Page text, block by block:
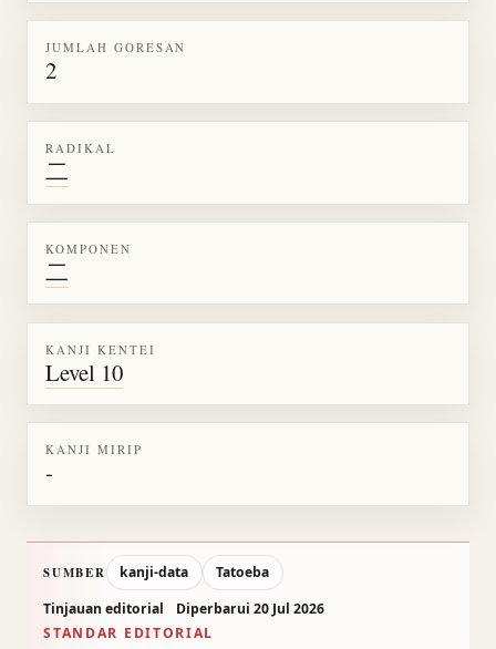
JUMLAH GORESAN
2
RADIKAL
二
KOMPONEN
二
KANJI KENTEI
Level 10
KANJI MIRIP
-
SUMBER kanji-data
Tatoeba
Tinjauan editorial
Diperbarui 20 Jul 2026
STANDAR EDITORIAL